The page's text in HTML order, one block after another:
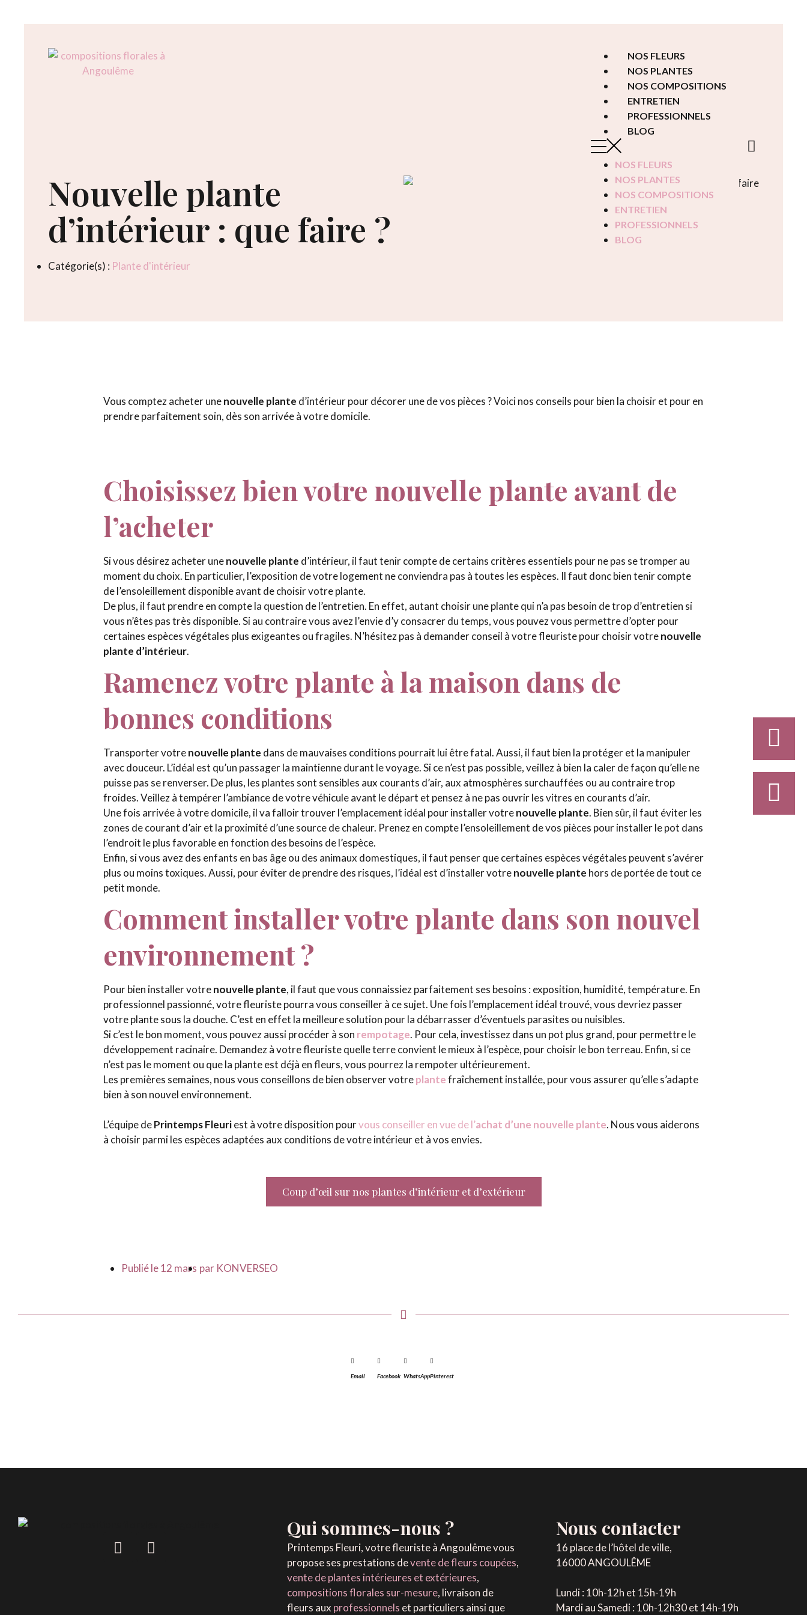
NOS FLEURS
NOS PLANTES
NOS COMPOSITIONS
ENTRETIEN
PROFESSIONNELS
BLOG
NOS FLEURS
NOS PLANTES
NOS COMPOSITIONS
ENTRETIEN
PROFESSIONNELS
BLOG
Nouvelle plante
d’intérieur : que faire ?
Catégorie(s) : Plante d'intérieur
Vous comptez acheter unenouvelle plante d’intérieur pour décorer une de vos pièces ? Voici nos conseils pour bien la choisir et pour en
prendre parfaitement soin, dès son arrivée à votre domicile.
Choisissez bien votre nouvelle plante avant de
l’acheter
Si vous désirez acheter unenouvelle plante d’intérieur, il faut tenir compte de certains critères essentiels pour ne pas se tromper au
moment du choix. En particulier, l’exposition de votre logement ne conviendra pas à toutes les espèces. Il faut donc bien tenir compte
de l’ensoleillement disponible avant de choisir votre plante.
De plus, il faut prendre en compte la question de l’entretien. En effet, autant choisir une plante qui n’a pas besoin de trop d’entretien si
vous n’êtes pas très disponible. Si au contraire vous avez l’envie d’y consacrer du temps, vous pouvez vous permettre d’opter pour
certaines espèces végétales plus exigeantes ou fragiles. N’hésitez pas à demander conseil à votre fleuriste pour choisir votrenouvelle
plante d’intérieur.
Ramenez votre plante à la maison dans de
bonnes conditions
Transporter votrenouvelle plante dans de mauvaises conditions pourrait lui être fatal. Aussi, il faut bien la protéger et la manipuler
avec douceur. L’idéal est qu’un passager la maintienne durant le voyage. Si ce n’est pas possible, veillez à bien la caler de façon qu’elle ne
puisse pas se renverser. De plus, les plantes sont sensibles aux courants d’air, aux atmosphères surchauffées ou au contraire trop
froides. Veillez à tempérer l’ambiance de votre véhicule avant le départ et pensez à ne pas ouvrir les vitres en courants d’air.
Une fois arrivée à votre domicile, il va falloir trouver l’emplacement idéal pour installer votrenouvelle plante. Bien sûr, il faut éviter les
zones de courant d’air et la proximité d’une source de chaleur. Prenez en compte l’ensoleillement de vos pièces pour installer le pot dans
l’endroit le plus favorable en fonction des besoins de l’espèce.
Enfin, si vous avez des enfants en bas âge ou des animaux domestiques, il faut penser que certaines espèces végétales peuvent s’avérer
plus ou moins toxiques. Aussi, pour éviter de prendre des risques, l’idéal est d’installer votrenouvelle plante hors de portée de tout ce
petit monde.
Comment installer votre plante dans son nouvel
environnement ?
Pour bien installer votrenouvelle plante, il faut que vous connaissiez parfaitement ses besoins : exposition, humidité, température. En
professionnel passionné, votre fleuriste pourra vous conseiller à ce sujet. Une fois l’emplacement idéal trouvé, vous devriez passer
votre plante sous la douche. C’est en effet la meilleure solution pour la débarrasser d’éventuels parasites ou nuisibles.
Si c’est le bon moment, vous pouvez aussi procéder à son rempotage. Pour cela, investissez dans un pot plus grand, pour permettre le
développement racinaire. Demandez à votre fleuriste quelle terre convient le mieux à l’espèce, pour choisir le bon terreau. Enfin, si ce
n’est pas le moment ou que la plante est déjà en fleurs, vous pourrez la rempoter ultérieurement.
Les premières semaines, nous vous conseillons de bien observer votreplantefraîchement installée, pour vous assurer qu’elle s’adapte
bien à son nouvel environnement.
L’équipe dePrintemps Fleuriest à votre disposition pourvous conseiller en vue de l’achat d’une nouvelle plante. Nous vous aiderons
à choisir parmi les espèces adaptées aux conditions de votre intérieur et à vos envies.
Coup d’œil sur nos plantes d’intérieur et d’extérieur
Publié le12 mars par KONVERSEO
Email Facebook WhatsAppPinterest
Qui sommes-nous ?
Printemps Fleuri, votre fleuriste à Angoulême vous
propose ses prestations devente de fleurs coupées,
vente de plantes intérieures et extérieures,
compositions florales sur-mesure, livraison de
fleurs aux professionnels et particuliers ainsi que
Nous contacter
16 place de l’hôtel de ville,
16000 ANGOULÊME
Lundi : 10h-12h et 15h-19h
Mardi au Samedi : 10h-12h30 et 14h-19h